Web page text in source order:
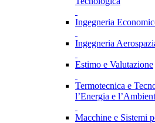
Ingegneria
Ingegneria
Estimo e Valutazione
Termotecnica e
l’Energia e
Macchine e Sistemi